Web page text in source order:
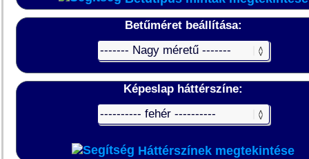
Betűméret beállítása:
Képeslap háttérszíne:
Háttérszínek megtekintése